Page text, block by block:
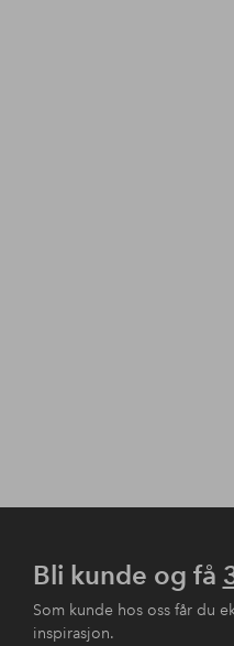
Bli kunde og få
Som kunde hos oss får du
inspirasjon.